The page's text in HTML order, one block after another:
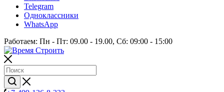
Telegram
Одноклассники
WhatsApp
Работаем: Пн - Пт: 09.00 - 19.00, Сб: 09:00 - 15:00